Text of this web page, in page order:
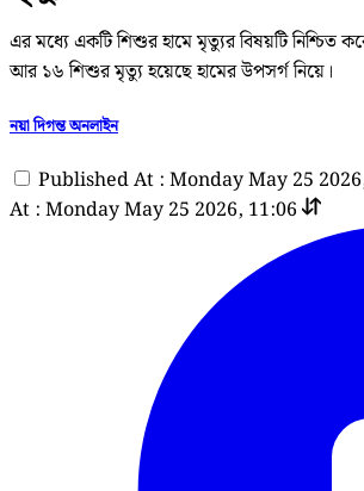
এর মধ্যে একটি শিশুর হামে মৃত্যুর বিষয়টি নিশ্চিত
আর ১৬ শিশুর মৃত্যু হয়েছে হামের উপসর্গ নিয়ে।
নয়া দিগন্ত অনলাইন
Published At : Monday May 25
At : Monday May 25 2026, 11:06